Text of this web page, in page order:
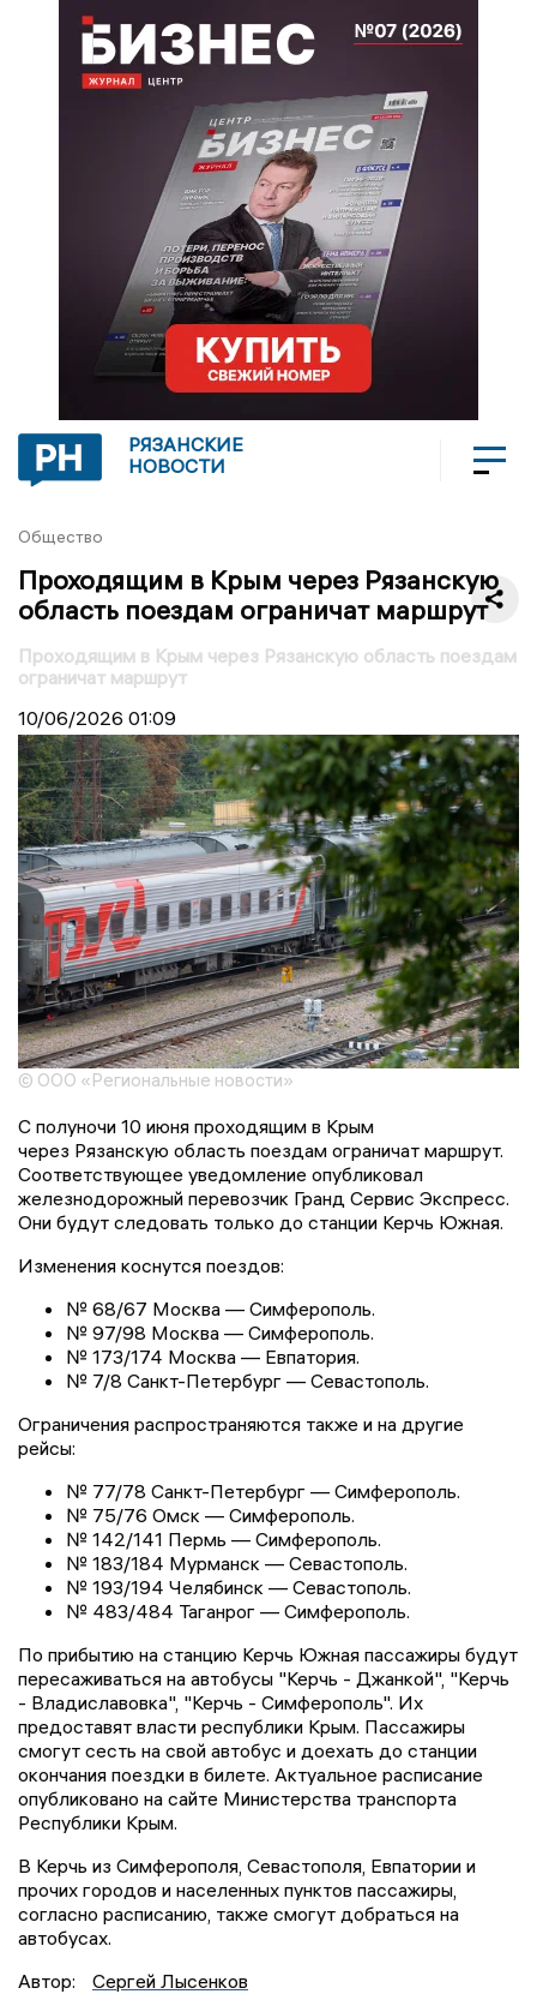
РЯЗАНСКИЕ
НОВОСТИ
Общество
Проходящим в Крым через Рязанскую
область поездам ограничат маршрут
Проходящим в Крым через Рязанскую область поездам
ограничат маршрут
10/06/2026 01:09
© ООО «Региональные новости»
С полуночи 10 июня проходящим в Крым
через Рязанскую область поездам ограничат маршрут.
Соответствующее уведомление опубликовал
железнодорожный перевозчик Гранд Сервис Экспресс.
Они будут следовать только до станции Керчь Южная.
Изменения коснутся поездов:
№ 68/67 Москва — Симферополь.
№ 97/98 Москва — Симферополь.
№ 173/174 Москва — Евпатория.
№ 7/8 Санкт-Петербург — Севастополь.
Ограничения распространяются также и на другие
рейсы:
№ 77/78 Санкт-Петербург — Симферополь.
№ 75/76 Омск — Симферополь.
№ 142/141 Пермь — Симферополь.
№ 183/184 Мурманск — Севастополь.
№ 193/194 Челябинск — Севастополь.
№ 483/484 Таганрог — Симферополь.
По прибытию на станцию Керчь Южная пассажиры будут
пересаживаться на автобусы "Керчь - Джанкой", "Керчь
- Владиславовка", "Керчь - Симферополь". Их
предоставят власти республики Крым. Пассажиры
смогут сесть на свой автобус и доехать до станции
окончания поездки в билете. Актуальное расписание
опубликовано на сайте Министерства транспорта
Республики Крым.
В Керчь из Симферополя, Севастополя, Евпатории и
прочих городов и населенных пунктов пассажиры,
согласно расписанию, также смогут добраться на
автобусах.
Автор:
Сергей Лысенков